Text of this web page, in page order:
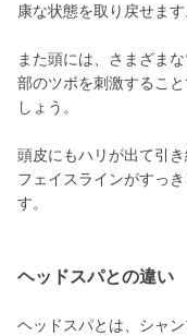
康な状態を取り戻せます
また頭には、さまざま
部のツボを刺激するこ
しょう。
頭皮にもハリが出て引
フェイスラインがすっ
す。
ヘッドスパとの違い
ヘッドスパとは、シャ